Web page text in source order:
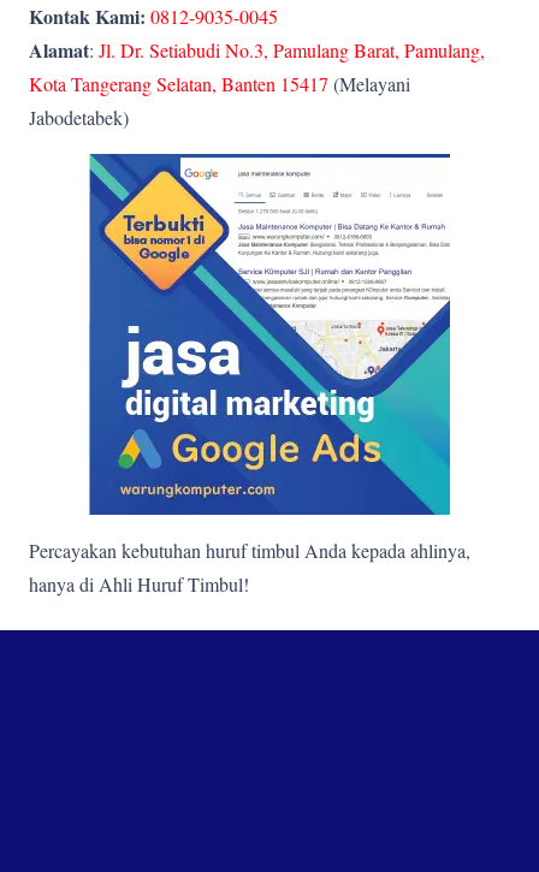
Kontak Kami: 0812-9035-0045
Alamat: Jl. Dr. Setiabudi No.3, Pamulang Barat, Pamulang,
Kota Tangerang Selatan, Banten 15417 (Melayani
Jabodetabek)
Percayakan kebutuhan huruf timbul Anda kepada ahlinya,
hanya di Ahli Huruf Timbul!